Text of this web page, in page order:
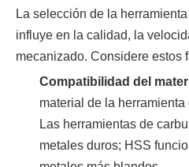
La selección de la
influye en la calidad, la
mecanizado. Considere estos
Compatibilidad del
material de la
Las herramientas de
metales duros; HSS